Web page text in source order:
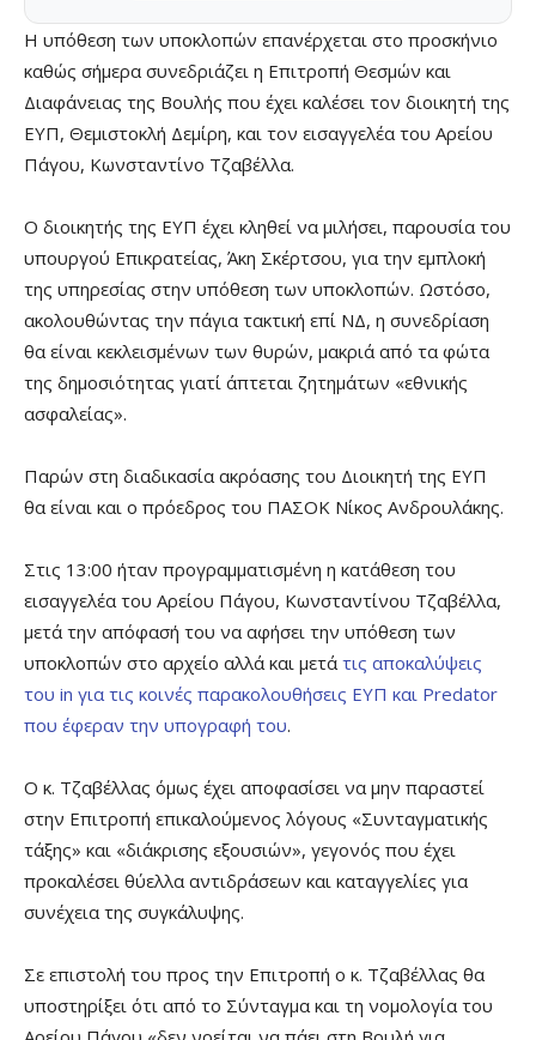
Η υπόθεση των υποκλοπών επανέρχεται στο προσκήνιο
καθώς σήμερα συνεδριάζει η Επιτροπή Θεσμών και
Διαφάνειας της Βουλής που έχει καλέσει τον διοικητή της
ΕΥΠ, Θεμιστοκλή Δεμίρη, και τον εισαγγελέα του Αρείου
Πάγου, Κωνσταντίνο Τζαβέλλα.
Ο διοικητής της ΕΥΠ έχει κληθεί να μιλήσει, παρουσία του
υπουργού Επικρατείας, Άκη Σκέρτσου, για την εμπλοκή
της υπηρεσίας στην υπόθεση των υποκλοπών. Ωστόσο,
ακολουθώντας την πάγια τακτική επί ΝΔ, η συνεδρίαση
θα είναι κεκλεισμένων των θυρών, μακριά από τα φώτα
της δημοσιότητας γιατί άπτεται ζητημάτων «εθνικής
ασφαλείας».
Παρών στη διαδικασία ακρόασης του Διοικητή της ΕΥΠ
θα είναι και ο πρόεδρος του ΠΑΣΟΚ Νίκος Ανδρουλάκης.
Στις 13:00 ήταν προγραμματισμένη η κατάθεση του
εισαγγελέα του Αρείου Πάγου, Κωνσταντίνου Τζαβέλλα,
μετά την απόφασή του να αφήσει την υπόθεση των
υποκλοπών στο αρχείο αλλά και μετά τις αποκαλύψεις
του in για τις κοινές παρακολουθήσεις ΕΥΠ και Predator
που έφεραν την υπογραφή του.
Ο κ. Τζαβέλλας όμως έχει αποφασίσει να μην παραστεί
στην Επιτροπή επικαλούμενος λόγους «Συνταγματικής
τάξης» και «διάκρισης εξουσιών», γεγονός που έχει
προκαλέσει θύελλα αντιδράσεων και καταγγελίες για
συνέχεια της συγκάλυψης.
Σε επιστολή του προς την Επιτροπή ο κ. Τζαβέλλας θα
υποστηρίξει ότι από το Σύνταγμα και τη νομολογία του